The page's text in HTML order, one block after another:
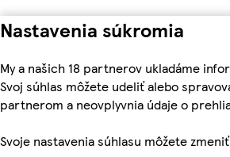
Nastavenia súkromia
My a našich 18 partnerov ukladáme
Svoj súhlas môžete udeliť alebo
partnerom a neovplyvnia údaje o
Svoje nastavenia súhlasu môžete